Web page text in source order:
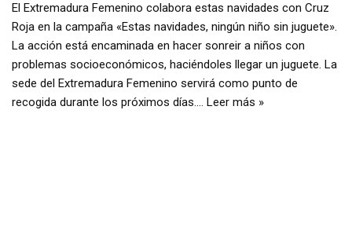
El Extremadura Femenino colabora estas navidades con Cruz
Roja en la campaña «Estas navidades, ningún niño sin juguete».
La acción está encaminada en hacer sonreir a niños con
problemas socioeconómicos, haciéndoles llegar un juguete. La
sede del Extremadura Femenino servirá como punto de
recogida durante los próximos días.… Leer más »